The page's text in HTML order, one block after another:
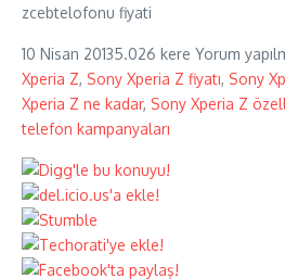
zcebtelofonu fiyati
10 Nisan 20135.026 kere Yorum
Xperia Z, Sony Xperia Z fiyatı, Sony
Xperia Z ne kadar, Sony Xperia Z
telefon kampanyaları